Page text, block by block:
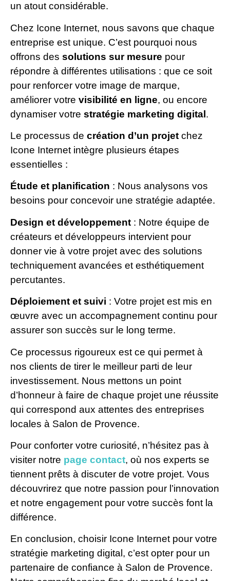
un atout considérable.
Chez Icone Internet, nous savons que chaque
entreprise est unique. C’est pourquoi nous
offrons des solutions sur mesure pour
répondre à différentes utilisations : que ce soit
pour renforcer votre image de marque,
améliorer votre visibilité en ligne, ou encore
dynamiser votre stratégie marketing digital.
Le processus de création d’un projet chez
Icone Internet intègre plusieurs étapes
essentielles :
Étude et planification : Nous analysons vos
besoins pour concevoir une stratégie adaptée.
Design et développement : Notre équipe de
créateurs et développeurs intervient pour
donner vie à votre projet avec des solutions
techniquement avancées et esthétiquement
percutantes.
Déploiement et suivi : Votre projet est mis en
œuvre avec un accompagnement continu pour
assurer son succès sur le long terme.
Ce processus rigoureux est ce qui permet à
nos clients de tirer le meilleur parti de leur
investissement. Nous mettons un point
d’honneur à faire de chaque projet une réussite
qui correspond aux attentes des entreprises
locales à Salon de Provence.
Pour conforter votre curiosité, n’hésitez pas à
visiter notre page contact, où nos experts se
tiennent prêts à discuter de votre projet. Vous
découvrirez que notre passion pour l’innovation
et notre engagement pour votre succès font la
différence.
En conclusion, choisir Icone Internet pour votre
stratégie marketing digital, c’est opter pour un
partenaire de confiance à Salon de Provence.